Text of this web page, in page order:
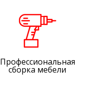
Профессиональная
сборка мебели